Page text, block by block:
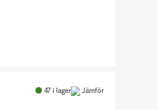
DisplayPort
47 i lager Jämför